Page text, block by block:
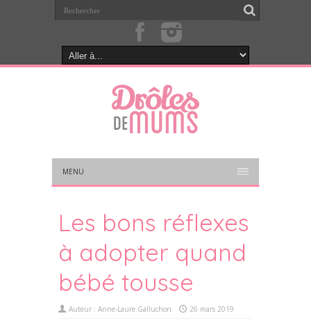
MENU
Les bons réflexes
à adopter quand
bébé tousse
Auteur : Anne-Laure Galluchon 26 mars 2019